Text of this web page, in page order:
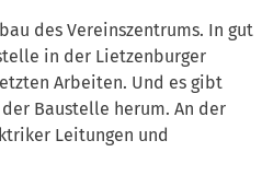
des Vereinszentrums. In gut
in der Lietzenburger
Arbeiten. Und es gibt
Baustelle herum. An der
Leitungen und